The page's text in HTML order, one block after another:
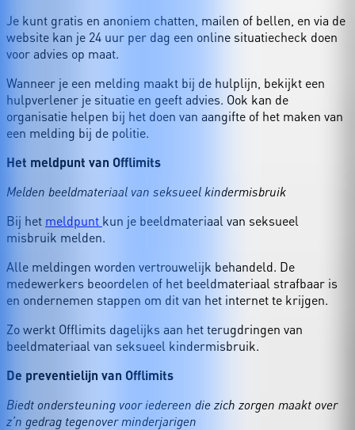
Je kunt gratis en anoniem chatten, mailen of bellen, en via de
website kan je 24 uur per dag een online situatiecheck doen
voor advies op maat.
Wanneer je een melding maakt bij de hulplijn, bekijkt een
hulpverlener je situatie en geeft advies. Ook kan de
organisatie helpen bij het doen van aangifte of het maken van
een melding bij de politie.
Het meldpunt van Offlimits
Melden beeldmateriaal van seksueel kindermisbruik
Bij het meldpunt kun je beeldmateriaal van seksueel
misbruik melden.
Alle meldingen worden vertrouwelijk behandeld. De
medewerkers beoordelen of het beeldmateriaal strafbaar is
en ondernemen stappen om dit van het internet te krijgen.
Zo werkt Offlimits dagelijks aan het terugdringen van
beeldmateriaal van seksueel kindermisbruik.
De preventielijn van Offlimits
Biedt ondersteuning voor iedereen die zich zorgen maakt over
z’n gedrag tegenover minderjarigen